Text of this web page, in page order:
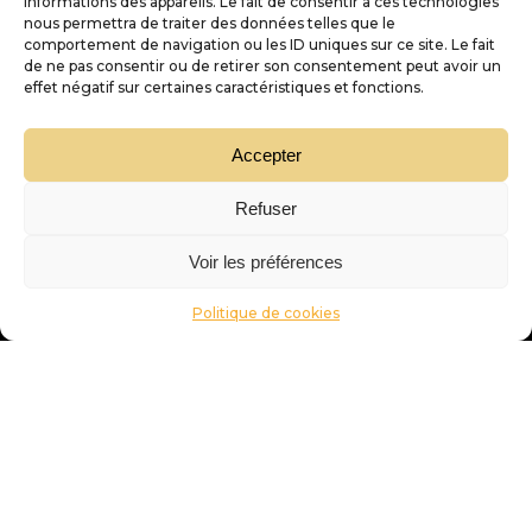
nous permettra de traiter des données telles que le
comportement de navigation ou les ID uniques sur ce site. Le fait
de ne pas consentir ou de retirer son consentement peut avoir un
effet négatif sur certaines caractéristiques et fonctions.
Accepter
Refuser
Voir les préférences
Politique de cookies
Nous contacter
D'or et de vins
Nos services
Trouver sa pépite